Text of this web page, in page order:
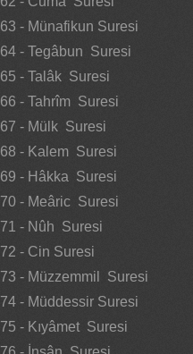
63 - Münafikun Suresi
64 - Tegâbun Suresi
65 - Talâk Suresi
66 - Tahrîm Suresi
67 - Mülk Suresi
68 - Kalem Suresi
69 - Hâkka Suresi
70 - Meâric Suresi
71 - Nûh Suresi
72 - Cin Suresi
73 - Müzzemmil Suresi
74 - Müddessir Suresi
75 - Kıyâmet Suresi